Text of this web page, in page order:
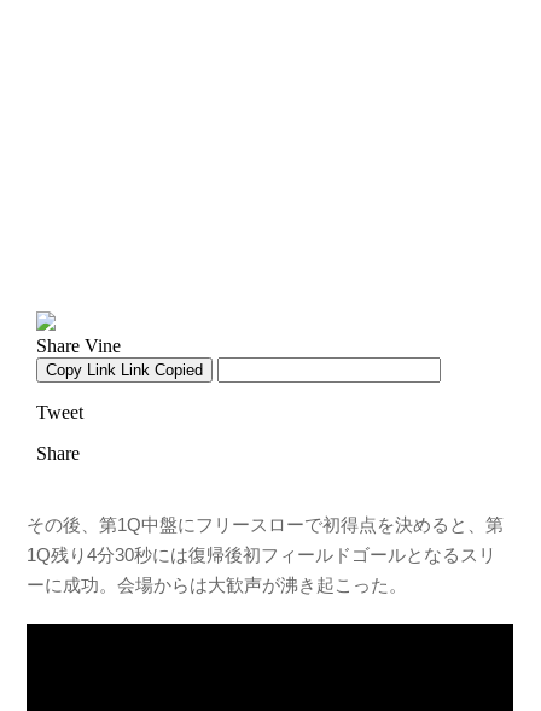
その後、第1Q中盤にフリースローで初得点を決めると、第
1Q残り4分30秒には復帰後初フィールドゴールとなるスリ
ーに成功。会場からは大歓声が沸き起こった。